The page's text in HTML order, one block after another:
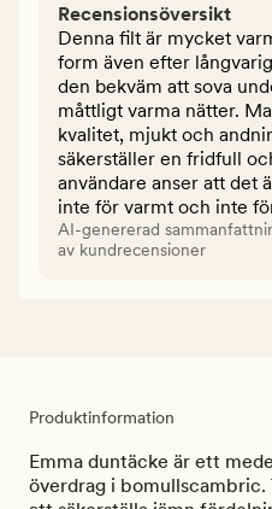
Recensionsöversikt
Denna filt är mycket
form även efter
den bekväm att sova
måttligt varma nätter.
kvalitet, mjukt och
säkerställer en fridfull
användare anser att det
inte för varmt och inte
AI-genererad
av kundrecensioner
Produktinformation
Emma duntäcke är ett
överdrag i